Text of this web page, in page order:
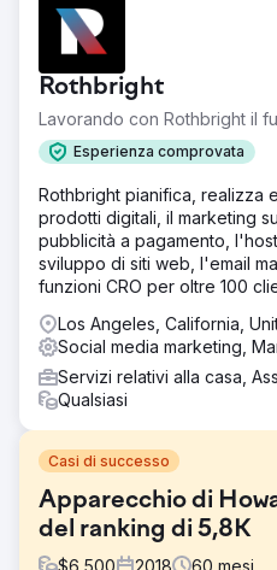
Rothbright
Lavorando con Rothbright il
Esperienza comprovata
Rothbright pianifica, realizza
prodotti digitali, il marketing
pubblicità a pagamento,
sviluppo di siti web, l'email
funzioni CRO per oltre 100
Los Angeles, California,
Social media marketing,
Servizi relativi alla casa,
Qualsiasi
Casi di successo
Apparecchio di
del ranking di 5,8K
$6,500 2018 60 mesi